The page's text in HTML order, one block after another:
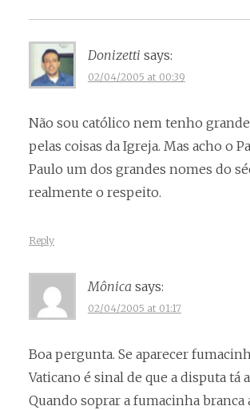
Donizetti says:
02/04/2005 at 00:39
Não sou católico nem tenho
pelas coisas da Igreja. Mas acho o
Paulo um dos grandes nomes do
realmente o respeito.
Reply
Mônica says:
02/04/2005 at 01:17
Boa pergunta. Se aparecer
Vaticano é sinal de que a disputa tá
Quando soprar a fumacinha branca